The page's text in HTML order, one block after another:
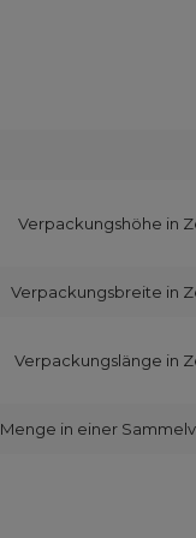
Verpackungshöhe in
Verpackungsbreite in
Verpackungslänge in
Menge in einer